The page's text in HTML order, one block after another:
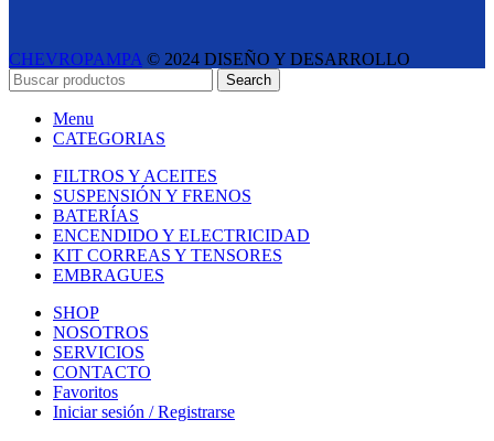
CHEVROPAMPA © 2024 DISEÑO Y DESARROLLO
ESTUDIO LIPINA
- E-COMMERCE SOLUTIONS
Search
Menu
CATEGORIAS
FILTROS Y ACEITES
SUSPENSIÓN Y FRENOS
BATERÍAS
ENCENDIDO Y ELECTRICIDAD
KIT CORREAS Y TENSORES
EMBRAGUES
SHOP
NOSOTROS
SERVICIOS
CONTACTO
Favoritos
Iniciar sesión / Registrarse